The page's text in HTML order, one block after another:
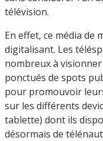
télévision.
En effet, ce média de
digitalisant. Les
nombreux à
ponctués de spots
pour promouvoir
sur les différents
tablette) dont ils
désormais de